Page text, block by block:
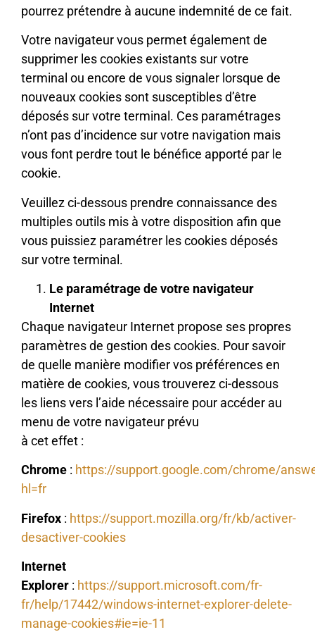
pourrez prétendre à aucune indemnité de ce fait.
Votre navigateur vous permet également de
supprimer les cookies existants sur votre
terminal ou encore de vous signaler lorsque de
nouveaux cookies sont susceptibles d’être
déposés sur votre terminal. Ces paramétrages
n’ont pas d’incidence sur votre navigation mais
vous font perdre tout le bénéfice apporté par le
cookie.
Veuillez ci-dessous prendre connaissance des
multiples outils mis à votre disposition afin que
vous puissiez paramétrer les cookies déposés
sur votre terminal.
Le paramétrage de votre navigateur
Internet
Chaque navigateur Internet propose ses propres
paramètres de gestion des cookies. Pour savoir
de quelle manière modifier vos préférences en
matière de cookies, vous trouverez ci-dessous
les liens vers l’aide nécessaire pour accéder au
menu de votre navigateur prévu
à cet effet :
Chrome : https://support.google.com/chrome/
hl=fr
Firefox : https://support.mozilla.org/fr/kb/activer-
desactiver-cookies
Internet
Explorer : https://support.microsoft.com/fr-
fr/help/17442/windows-internet-explorer-delete-
manage-cookies#ie=ie-11